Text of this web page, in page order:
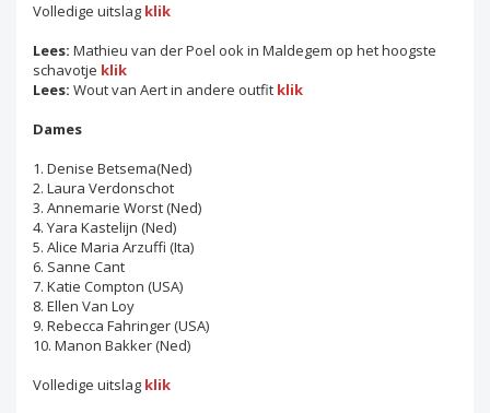
Volledige uitslag klik
Lees: Mathieu van der Poel ook in Maldegem op het hoogste
schavotje klik
Lees: Wout van Aert in andere outfit klik
Dames
1. Denise Betsema(Ned)
2. Laura Verdonschot
3. Annemarie Worst (Ned)
4. Yara Kastelijn (Ned)
5. Alice Maria Arzuffi (Ita)
6. Sanne Cant
7. Katie Compton (USA)
8. Ellen Van Loy
9. Rebecca Fahringer (USA)
10. Manon Bakker (Ned)
Volledige uitslag klik